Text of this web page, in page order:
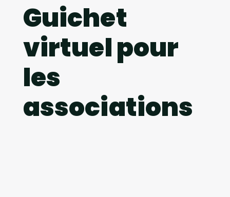
Guichet
virtuel pour
les
associations